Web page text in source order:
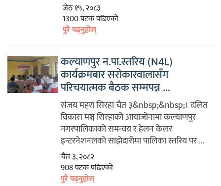
जेठ १५, २०८३
1300 पटक पढिएको
पुरै पढ्नुहोस्
कल्याणपुर न.पा.स्तरिय (N4L)
कार्यक्रमबार सरोकारवालासँग
परिचयात्मक बैठक सम्मपन्न ...
संजय महरा सिरहा चैत ३&nbsp;&nbsp;। दलित
विकास मञ्च सिरहाको आयाजोनामा कल्याणपुर
नगरपालिकाको समन्वय र हेलन केलर
इन्टरनेशनलको साझेदारीमा पालिका स्तरिय पर ...
चैत ३, २०८२
908 पटक पढिएको
पुरै पढ्नुहोस्